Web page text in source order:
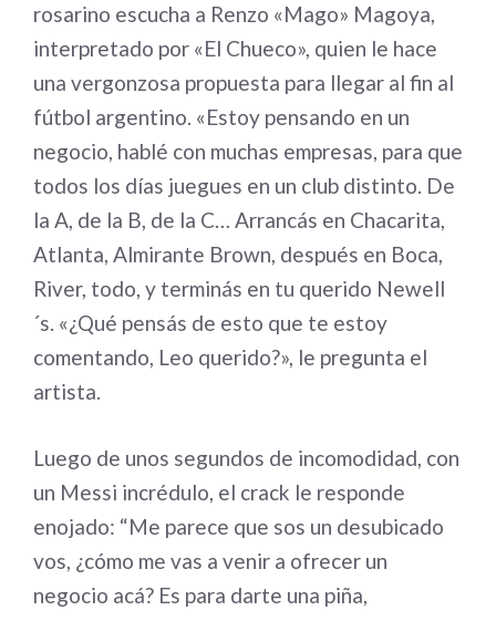
rosarino escucha a Renzo «Mago» Magoya,
interpretado por «El Chueco», quien le hace
una vergonzosa propuesta para llegar al fin al
fútbol argentino. «Estoy pensando en un
negocio, hablé con muchas empresas, para que
todos los días juegues en un club distinto. De
la A, de la B, de la C… Arrancás en Chacarita,
Atlanta, Almirante Brown, después en Boca,
River, todo, y terminás en tu querido Newell
´s. «¿Qué pensás de esto que te estoy
comentando, Leo querido?», le pregunta el
artista.
Luego de unos segundos de incomodidad, con
un Messi incrédulo, el crack le responde
enojado: “Me parece que sos un desubicado
vos, ¿cómo me vas a venir a ofrecer un
negocio acá? Es para darte una piña,